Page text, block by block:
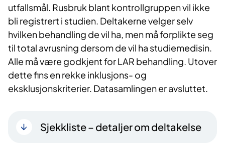
utfallsmål. Rusbruk blant kontrollgruppen vil ikke
bli registrert i studien. Deltakerne velger selv
hvilken behandling de vil ha, men må forplikte seg
til total avrusning dersom de vil ha studiemedisin.
Alle må være godkjent for LAR behandling. Utover
dette fins en rekke inklusjons- og
eksklusjonskriterier. Datasamlingen er avsluttet.
Sjekkliste – detaljer om deltakelse